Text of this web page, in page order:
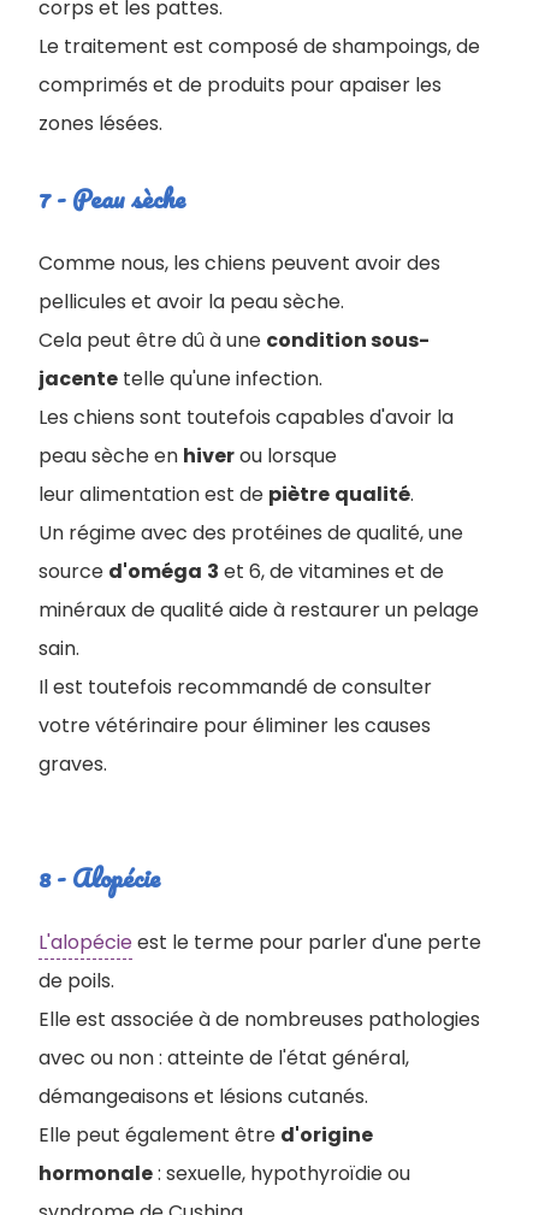
corps et les pattes.
Le traitement est composé de shampoings, de
comprimés et de produits pour apaiser les
zones lésées.
7 - Peau sèche
Comme nous, les chiens peuvent avoir des
pellicules et avoir la peau sèche.
Cela peut être dû à une condition sous-
jacente telle qu'une infection.
Les chiens sont toutefois capables d'avoir la
peau sèche en hiverou lorsque
leur alimentation est de piètre qualité.
Un régime avec des protéines de qualité, une
source d'oméga 3 et 6, de vitamines et de
minéraux de qualité aide à restaurer un pelage
sain.
Il est toutefois recommandé de consulter
votre vétérinaire pour éliminer les causes
graves.
8 - Alopécie
L'alopécieest le terme pour parler d'une perte
de poils.
Elle est associée à de nombreuses pathologies
avec ou non : atteinte de l'état général,
démangeaisons et lésions cutanés.
Elle peut également être d'origine
hormonale: sexuelle, hypothyroïdie ou